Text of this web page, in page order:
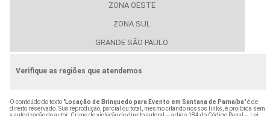
ZONA OESTE
ZONA SUL
GRANDE SÃO PAULO
Verifique as regiões que atendemos
O conteúdo do texto "Locação de Brinquedo para Evento em Santana de Parnaíba" é de
direito reservado. Sua reprodução, parcial ou total, mesmo citando nossos links, é proibida sem